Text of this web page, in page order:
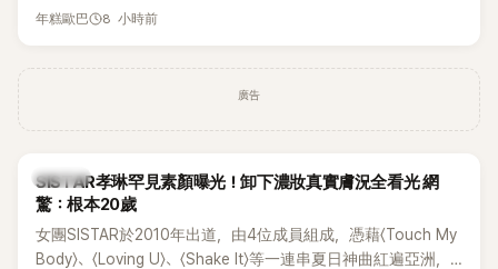
代表車佳媛(차가원)。如今事件再掀風波，YouTuber李鎮浩公開
年糕歐巴 8 小時前
廣告
K-POP
SISTAR孝琳罕見素顏曝光！卸下濃妝真實膚況全看光 網
驚：根本20歲
女團SISTAR於2010年出道，由4位成員組成，憑藉〈Touch My
Body〉、〈Loving U〉、〈Shake It〉等一連串夏日神曲紅遍亞洲，